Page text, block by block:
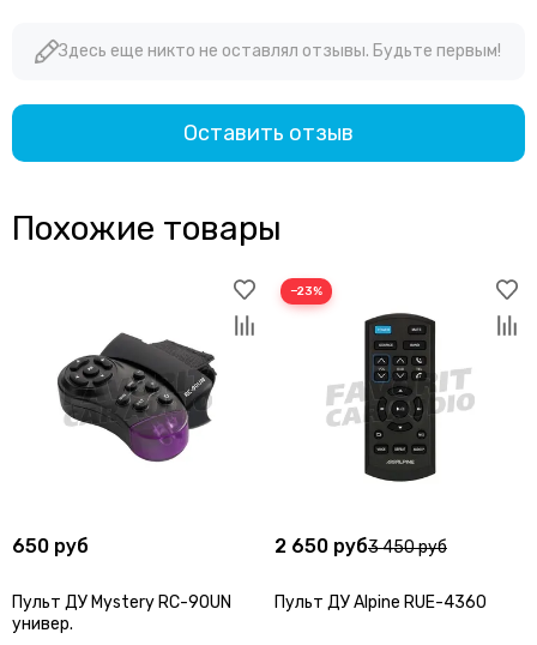
Здесь еще никто не оставлял отзывы. Будьте первым!
Оставить отзыв
Похожие товары
650 руб
Пульт ДУ Mystery RC-90UN
универ.
−23%
2 650 руб3 450 руб
Пульт ДУ Alpine RUE-4360